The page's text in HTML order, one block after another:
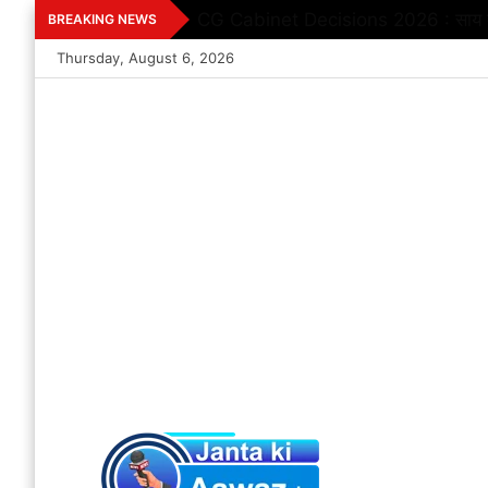
Skip
to
content
BREAKING NEWS
Thursday, August 6, 2026